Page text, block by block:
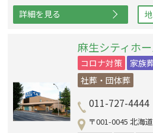
詳細を見る
麻生シティホ
コロナ対策 家族
社葬・団体葬
011-727-4444
〒001-0045 北海